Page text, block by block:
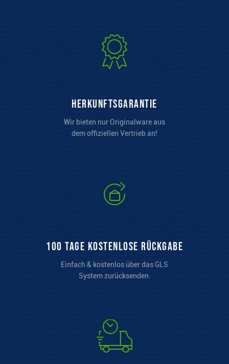
Herkunftsgarantie
Wir bieten nur Originalware aus
dem offiziellen Vertrieb an!
100 Tage kostenlose Rückgabe
Einfach & kostenlos über das GLS
System zurücksenden.